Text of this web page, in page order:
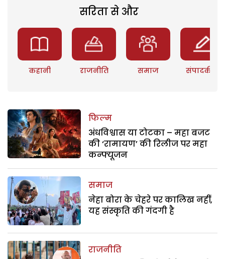
सरिता से और
कहानी राजनीति समाज संपादकीय
फिल्म
अंधविश्वास या टोटका – महा बजट
की ‘रामायण’ की रिलीज पर महा
कन्फ्यूजन
समाज
नेहा बोरा के चेहरे पर कालिख नहीं,
यह संस्कृति की गंदगी है
राजनीति